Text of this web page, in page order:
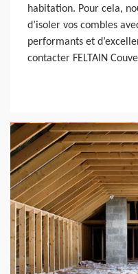
habitation. Pour cela,
d’isoler vos combles
performants et
contacter FELTAIN